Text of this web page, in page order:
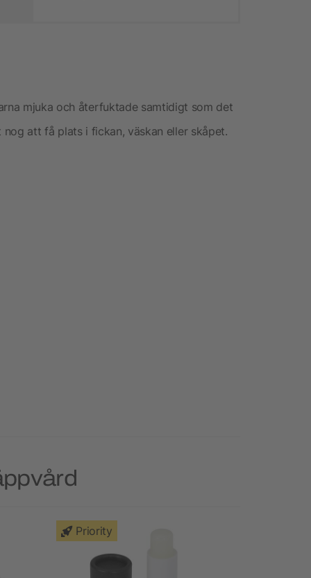
mjuka och återfuktade samtidigt som det
att få plats i fickan, väskan eller skåpet.
Priority